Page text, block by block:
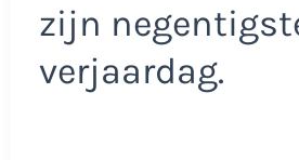
zijn
verjaardag.